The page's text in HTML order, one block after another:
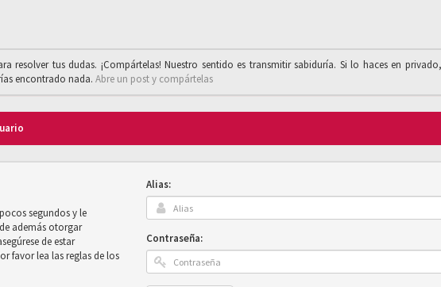
resolver tus dudas. ¡Compártelas! Nuestro sentido es transmitir sabiduría. Si lo haces en
encontrado nada. Abre un post y compártelas
segundos y le
además otorgar
de estar
favor lea las reglas de los
Alias:
Contraseña: